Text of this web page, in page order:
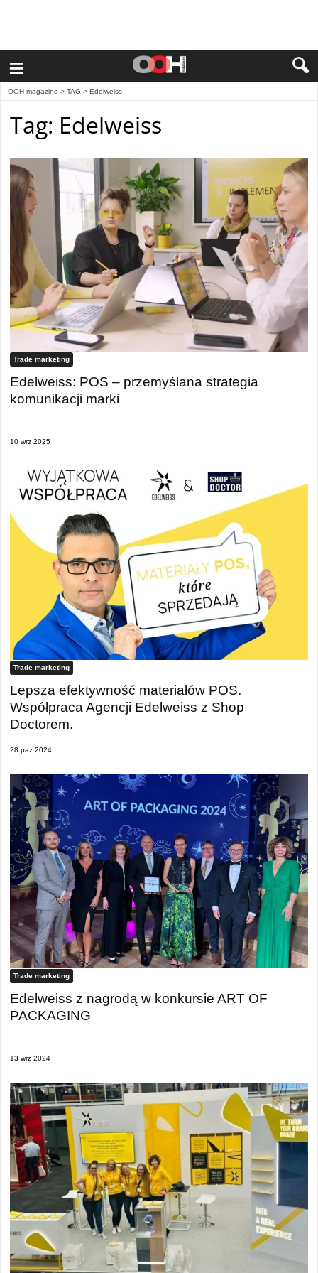
≡
OOH magazine > TAG > Edelweiss
Tag: Edelweiss
Trade marketing
Edelweiss: POS – przemyślana strategia
komunikacji marki
10 wrz 2025
Trade marketing
Lepsza efektywność materiałów POS.
Współpraca Agencji Edelweiss z Shop
Doctorem.
28 paź 2024
Trade marketing
Edelweiss z nagrodą w konkursie ART OF
PACKAGING
13 wrz 2024